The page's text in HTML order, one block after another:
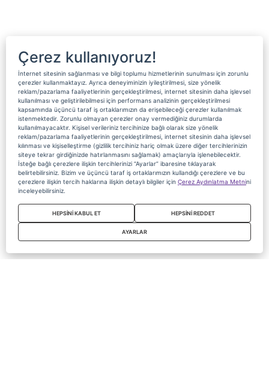
Çerez kullanıyoruz!
İnternet sitesinin sağlanması ve bilgi toplumu hizmetlerinin sunulması için zorunlu
çerezler kullanmaktayız. Ayrıca deneyiminizin iyileştirilmesi, size yönelik
reklam/pazarlama faaliyetlerinin gerçekleştirilmesi, internet sitesinin daha işlevsel
kullanılması ve geliştirilebilmesi için performans analizinin gerçekleştirilmesi
kapsamında üçüncü taraf iş ortaklarımızın da erişebileceği çerezler kullanılmak
istenmektedir. Zorunlu olmayan çerezler onay vermediğiniz durumlarda
kullanılmayacaktır. Kişisel verileriniz tercihinize bağlı olarak size yönelik
reklam/pazarlama faaliyetlerinin gerçekleştirilmesi, internet sitesinin daha işlevsel
kılınması ve kişiselleştirme (gizlilik tercihiniz hariç olmak üzere diğer tercihlerinizin
siteye tekrar girdiğinizde hatırlanmasını sağlamak) amaçlarıyla işlenebilecektir.
İsteğe bağlı çerezlere ilişkin tercihlerinizi “Ayarlar” ibaresine tıklayarak
belirtebilirsiniz. Bizim ve üçüncü taraf iş ortaklarımızın kullandığı çerezlere ve bu
çerezlere ilişkin tercih haklarına ilişkin detaylı bilgiler için Çerez Aydınlatma Metnini
inceleyebilirsiniz.
HEPSİNİ KABUL ET HEPSİNİ REDDET
AYARLAR